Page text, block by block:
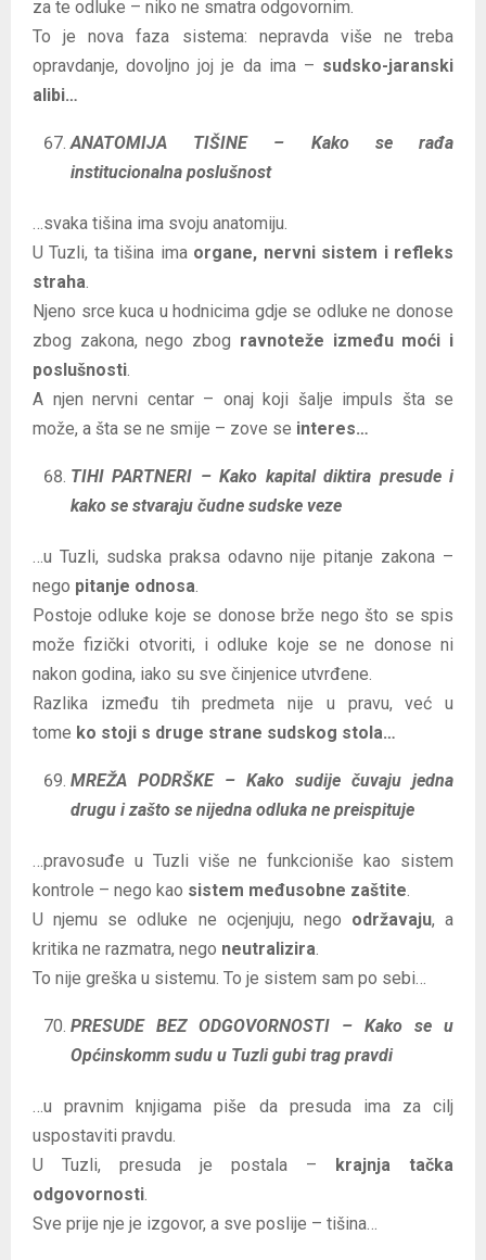
za te odluke – niko ne smatra odgovornim.
To je nova faza sistema: nepravda više ne treba
opravdanje, dovoljno joj je da ima – sudsko-jaranski
alibi…
ANATOMIJA TIŠINE – Kako se rađa
institucionalna poslušnost
…svaka tišina ima svoju anatomiju.
U Tuzli, ta tišina ima organe, nervni sistem i refleks
straha.
Njeno srce kuca u hodnicima gdje se odluke ne donose
zbog zakona, nego zbog ravnoteže između moći i
poslušnosti.
A njen nervni centar – onaj koji šalje impuls šta se
može, a šta se ne smije – zove se interes…
TIHI PARTNERI – Kako kapital diktira presude i
kako se stvaraju čudne sudske veze
…u Tuzli, sudska praksa odavno nije pitanje zakona –
nego pitanje odnosa.
Postoje odluke koje se donose brže nego što se spis
može fizički otvoriti, i odluke koje se ne donose ni
nakon godina, iako su sve činjenice utvrđene.
Razlika između tih predmeta nije u pravu, već u
tome ko stoji s druge strane sudskog stola…
MREŽA PODRŠKE – Kako sudije čuvaju jedna
drugu i zašto se nijedna odluka ne preispituje
…pravosuđe u Tuzli više ne funkcioniše kao sistem
kontrole – nego kao sistem međusobne zaštite.
U njemu se odluke ne ocjenjuju, nego održavaju, a
kritika ne razmatra, nego neutralizira.
To nije greška u sistemu. To je sistem sam po sebi…
PRESUDE BEZ ODGOVORNOSTI – Kako se u
Općinskomm sudu u Tuzli gubi trag pravdi
…u pravnim knjigama piše da presuda ima za cilj
uspostaviti pravdu.
U Tuzli, presuda je postala –
krajnja tačka
odgovornosti.
Sve prije nje je izgovor, a sve poslije – tišina…